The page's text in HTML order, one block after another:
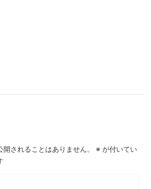
開されることはありません。 ※ が付いてい